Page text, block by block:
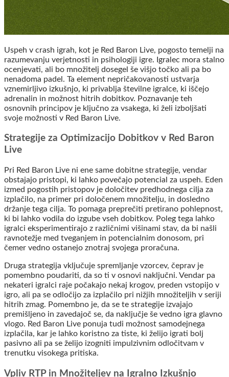
Uspeh v crash igrah, kot je Red Baron Live, pogosto temelji na
razumevanju verjetnosti in psihologiji igre. Igralec mora stalno
ocenjevati, ali bo množitelj dosegel še višjo točko ali pa bo
nenadoma padel. Ta element nepričakovanosti ustvarja
vznemirljivo izkušnjo, ki privablja številne igralce, ki iščejo
adrenalin in možnost hitrih dobitkov. Poznavanje teh
osnovnih principov je ključno za vsakega, ki želi izboljšati
svoje možnosti v Red Baron Live.
Strategije za Optimizacijo Dobitkov v Red Baron
Live
Pri Red Baron Live ni ene same dobitne strategije, vendar
obstajajo pristopi, ki lahko povečajo potencial za uspeh. Eden
izmed pogostih pristopov je določitev predhodnega cilja za
izplačilo, na primer pri določenem množitelju, in dosledno
držanje tega cilja. To pomaga preprečiti pretirano pohlepnost,
ki bi lahko vodila do izgube vseh dobitkov. Poleg tega lahko
igralci eksperimentirajo z različnimi višinami stav, da bi našli
ravnotežje med tveganjem in potencialnim donosom, pri
čemer vedno ostanejo znotraj svojega proračuna.
Druga strategija vključuje spremljanje vzorcev, čeprav je
pomembno poudariti, da so ti v osnovi naključni. Vendar pa
nekateri igralci raje počakajo nekaj krogov, preden vstopijo v
igro, ali pa se odločijo za izplačilo pri nižjih množiteljih v seriji
hitrih zmag. Pomembno je, da se te strategije izvajajo
premišljeno in zavedajoč se, da naključje še vedno igra glavno
vlogo. Red Baron Live ponuja tudi možnost samodejnega
izplačila, kar je lahko koristno za tiste, ki želijo igrati bolj
pasivno ali pa se želijo izogniti impulzivnim odločitvam v
trenutku visokega pritiska.
Vpliv RTP in Množiteljev na Igralno Izkušnjo